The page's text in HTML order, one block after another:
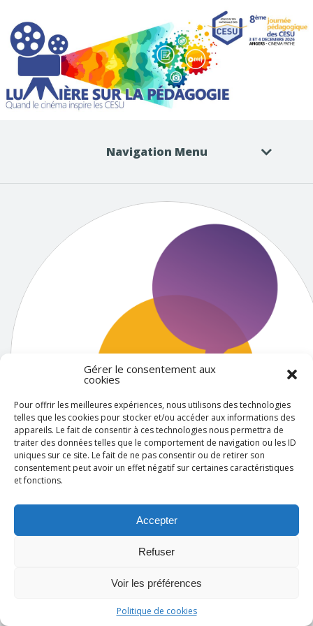
Gérer le consentement aux
cookies
Pour offrir les meilleures expériences, nous utilisons des technologies
telles que les cookies pour stocker et/ou accéder aux informations des
appareils. Le fait de consentir à ces technologies nous permettra de
traiter des données telles que le comportement de navigation ou les ID
uniques sur ce site. Le fait de ne pas consentir ou de retirer son
consentement peut avoir un effet négatif sur certaines caractéristiques
et fonctions.
Accepter
Refuser
Voir les préférences
Politique de cookies
Navigation Menu
Caroline FORESTIER